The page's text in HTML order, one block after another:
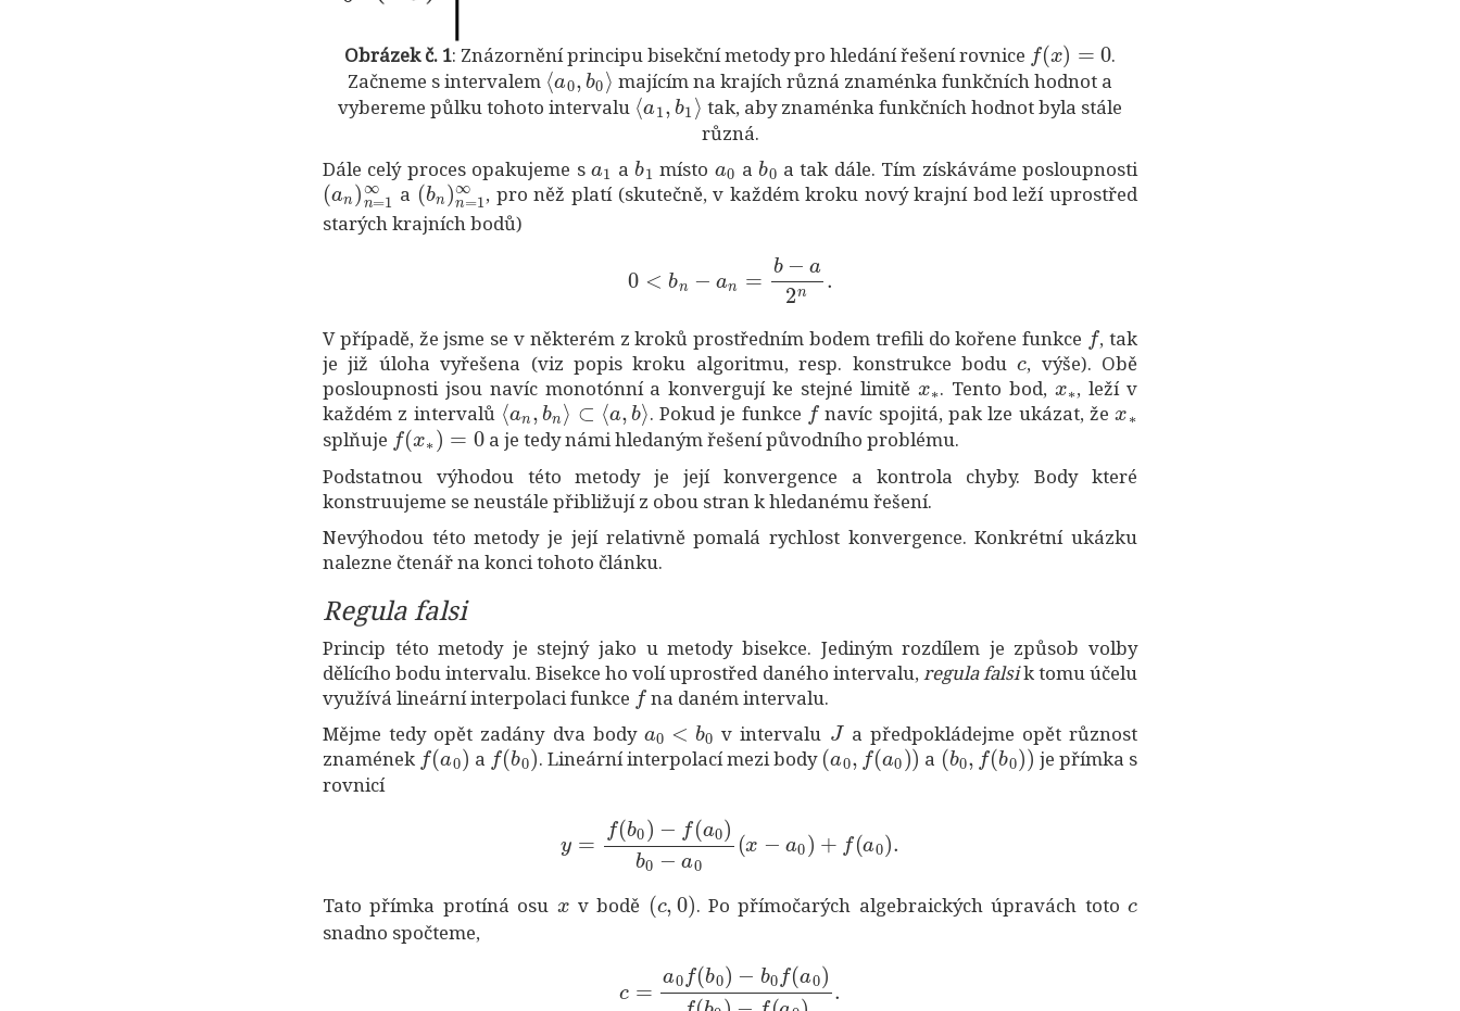
Obrázek č. 1: Znázornění principu bisekční metody pro hledání řešení rovnice
(x )=
.
Začneme s intervalem
⟨a0,b0⟩
majícím na krajích různá znaménka funkčních hodnot a
vybereme půlku tohoto intervalu
⟨a1,b1⟩
tak, aby znaménka funkčních hodnot byla stále
různá.
Dále celý proces opakujeme s
a
b
místo a
b
a tak dále. Tím získáváme posloupnosti
(an)n=1 ∞
a
(bn)n=1∞
, pro něž platí (skutečně, v každém kroku nový krajní bod leží uprostřed
starých krajních bodů)
a2n.
V případě, že jsme se v některém z kroků prostředním bodem trefili do kořene funkce
f
, tak
je již úloha vyřešena (viz popis kroku algoritmu, resp. konstrukce bodu
c
, výše). Obě
posloupnosti jsou navíc monotónní a konvergují ke stejné limitě
x∗
. Tento bod,
x∗
, leží v
každém z intervalů
⟨an,bn⟩⊂⟨a,b⟩
. Pokud je funkce
f
navíc spojitá, pak lze ukázat, že
x∗
splňuje
f(x∗)=0
a je tedy námi hledaným řešení původního problému.
Podstatnou výhodou této metody je její konvergence a kontrola chyby. Body které
konstruujeme se neustále přibližují z obou stran k hledanému řešení.
Nevýhodou této metody je její relativně pomalá rychlost konvergence. Konkrétní ukázku
nalezne čtenář na konci tohoto článku.
Regula falsi
Princip této metody je stejný jako u metody bisekce. Jediným rozdílem je způsob volby
dělícího bodu intervalu. Bisekce ho volí uprostřed daného intervalu,regula falsik tomu účelu
využívá lineární interpolaci funkce
f
na daném intervalu.
Mějme tedy opět zadány dva body
0
v intervalu
J
a předpokládejme opět různost
znamének
f(a0)
a
f(b0)
. Lineární interpolací mezi body
(a 0,f (a0))
a
(b0,f(b0))
je přímka s
rovnicí
b0)− 0)b0−
Tato přímka protíná osu v bodě
(c 0)
. Po přímočarých algebraických úpravách toto
snadno spočteme,
0)−b0f( )f( b0)−f